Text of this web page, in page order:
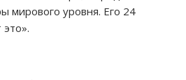
мирового уровня. Его 24